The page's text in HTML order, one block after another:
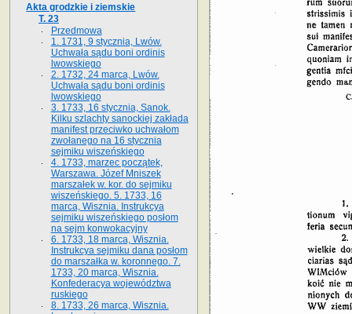
Akta grodzkie i ziemskie
T. 23
Przedmowa
1. 1731, 9 stycznia, Lwów.
Uchwała sądu boni ordinis
lwowskiego
2. 1732, 24 marca, Lwów.
Uchwała sądu boni ordinis
lwowskiego
3. 1733, 16 stycznia, Sanok.
Kilku szlachty sanockiej zakłada
manifest przeciwko uchwałom
zwołanego na 16 stycz­nia
sejmiku wiszeńskiego
4. 1733, marzec początek,
Warszawa. Józef Mniszek
marszałek w. kor. do sejmiku
wiszeńskiego. 5. 1733, 16
marca, Wisznia. Instrukcya
sejmiku wiszeńskiego posłom
na sejm konwokacyjny
6. 1733, 18 marca, Wisznia.
Instrukcya sejmiku dana posłom
do marszałka w. koronnego. 7.
1733, 20 marca, Wisznia.
Konfederacya województwa
ruskiego
8. 1733, 26 marca, Wisznia.